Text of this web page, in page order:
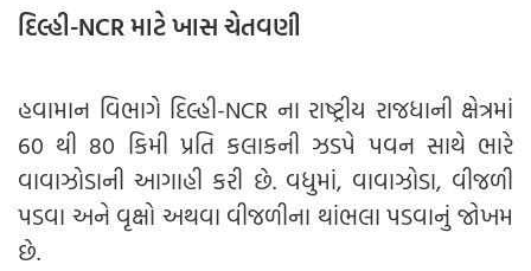
દિલ્હી-NCR માટે ખાસ ચેતવણી
હવામાન વિભાગે દિલ્હી-NCR ના રાષ્ટ્રીય રાજધાની ક્ષેત્રમાં
60 થી 80 કિમી પ્રતિ કલાકની ઝડપે પવન સાથે ભારે
વાવાઝોડાની આગાહી કરી છે. વધુમાં, વાવાઝોડા, વીજળી
પડવા અને વૃક્ષો અથવા વીજળીના થાંભલા પડવાનું જોખમ
છે.